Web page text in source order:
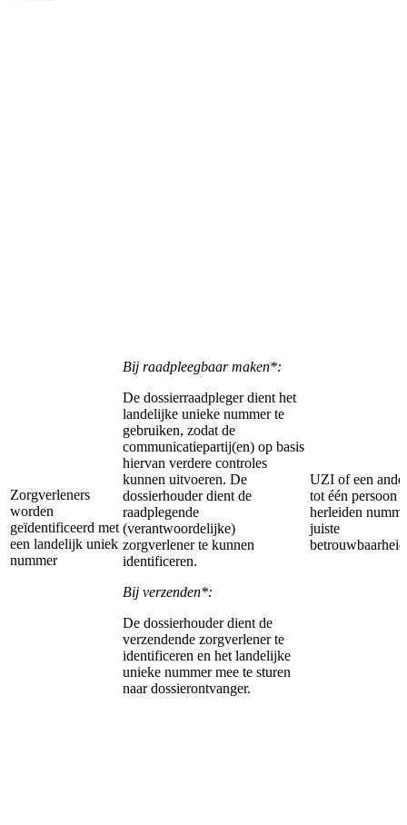
Zorgverleners
worden
geïdentificeerd met
een landelijk uniek
nummer
Bij raadpleegbaar maken*:
De dossierraadpleger dient het
landelijke unieke nummer te
gebruiken, zodat de
communicatiepartij(en) op basis
hiervan verdere controles
kunnen uitvoeren. De
dossierhouder dient de
raadplegende
(verantwoordelijke)
zorgverlener te kunnen
identificeren.
Bij verzenden*:
De dossierhouder dient de
verzendende zorgverlener te
identificeren en het landelijke
unieke nummer mee te sturen
naar dossierontvanger.
UZI of een
tot één persoon
herleiden
juiste